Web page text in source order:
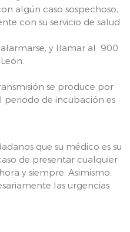
algún caso sospechoso,
con su servicio de salud.
y llamar al 900
se produce por
periodo de incubación es
que su médico es su
de presentar cualquier
y siempre. Asimismo,
las urgencias